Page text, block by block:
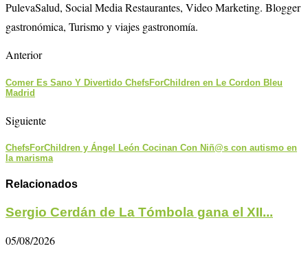
PulevaSalud, Social Media Restaurantes, Video Marketing. Blogger
gastronómica, Turismo y viajes gastronomía.
Anterior
Comer Es Sano Y Divertido ChefsForChildren en Le Cordon Bleu
Madrid
Siguiente
ChefsForChildren y Ángel León Cocinan Con Niñ@s con autismo en
la marisma
Relacionados
Sergio Cerdán de La Tómbola gana el XII...
05/08/2026